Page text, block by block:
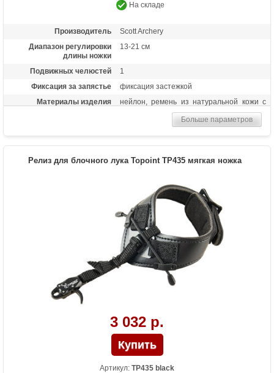
На складе
Производитель
Scott Archery
Диапазон регулировки
длины ножки
13-21 см
Подвижных челюстей
1
Фиксация за запястье
фиксация застежкой
Материалы изделия
нейлон, ремень из натуральной кожи с
мембраной на внутренней стороне
возможность бесступенчатой
регулировки длины ленты, регулируемая
чувствительность
Больше параметров
Релиз для блочного лука Topoint TP435 мягкая ножка
3 032 р.
Артикул: TP435 black